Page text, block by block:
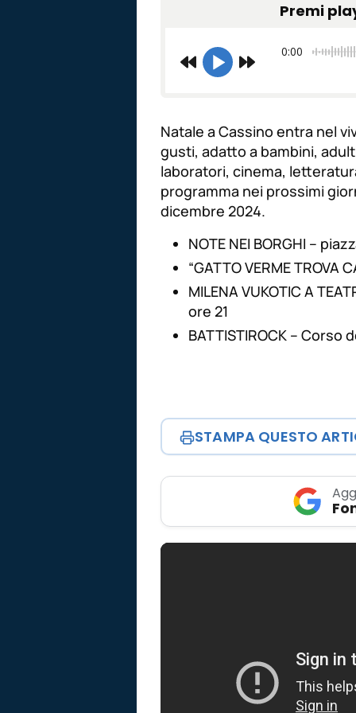
Premi
0:00
Natale a Cassino entra nel
gusti, adatto a bambini,
laboratori, cinema,
programma nei prossimi
dicembre 2024.
NOTE NEI BORGHI –
“GATTO VERME TROVA
MILENA VUKOTIC A
ore 21
BATTISTIROCK – Corso
STAMPA QUESTO